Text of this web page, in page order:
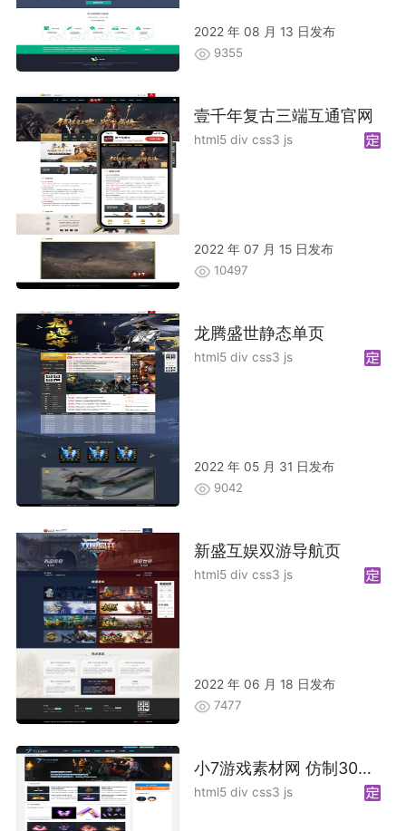
2022 年 08 月 13 日发布
9355
壹千年复古三端互通官网
html5 div css3 js
2022 年 07 月 15 日发布
10497
龙腾盛世静态单页
html5 div css3 js
2022 年 05 月 31 日发布
9042
新盛互娱双游导航页
html5 div css3 js
2022 年 06 月 18 日发布
7477
小7游戏素材网 仿制30GM 加优化
html5 div css3 js